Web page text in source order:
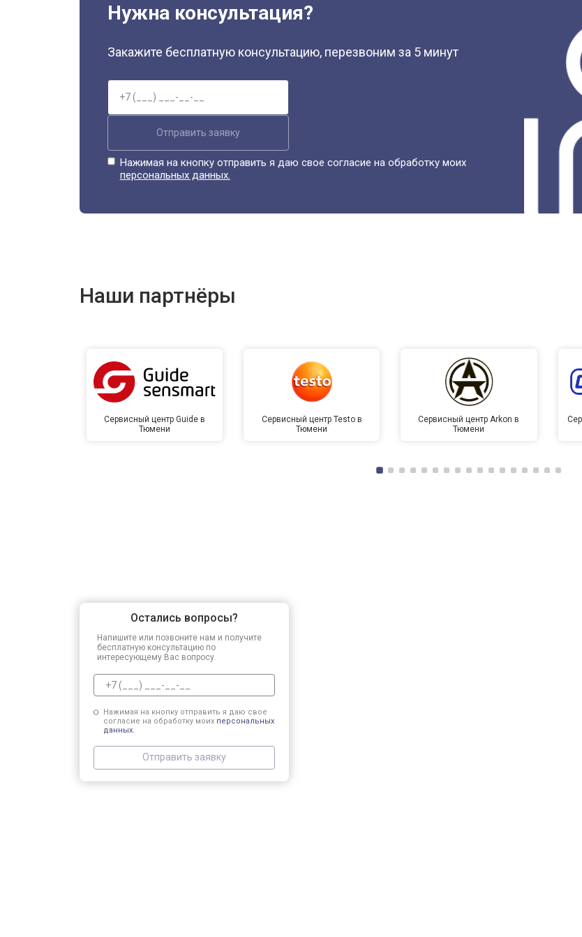
Нужна консультация?
Закажите бесплатную консультацию, перезвоним за 5 минут
Отправить заявку
Нажимая на кнопку отправить я даю свое согласие на обработку моих
персональных данных.
Наши партнёры
Сервисный центр Guide в
Тюмени
Сервисный центр Testo в
Тюмени
Сервисный центр Arkon в
Тюмени
Остались вопросы?
Напишите или позвоните нам и получите
бесплатную консультацию по
интересующему Вас вопросу.
Нажимая на кнопку отправить я даю свое
согласие на обработку моих персональных
данных.
Отправить заявку